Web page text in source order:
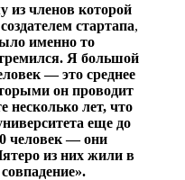
из членов которой
стартапа,
именно то
Я большой
— это среднее
он проводит
несколько лет, что
еще до
человек — они
из них жили в